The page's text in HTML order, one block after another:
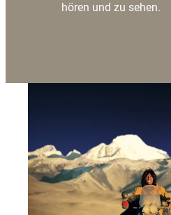
hören und zu sehen.